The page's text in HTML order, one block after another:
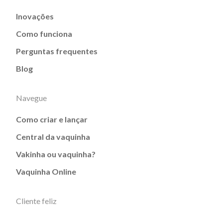
Inovações
Como funciona
Perguntas frequentes
Blog
Navegue
Como criar e lançar
Central da vaquinha
Vakinha ou vaquinha?
Vaquinha Online
Cliente feliz